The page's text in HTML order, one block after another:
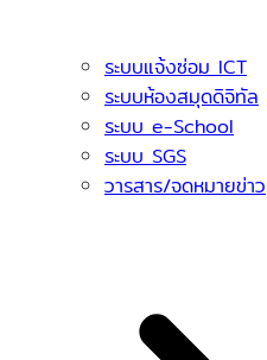
ระบบแจ้งซ่อม ICT
ระบบห้องสมุดดิจิทัล
ระบบ e-School
ระบบ SGS
วารสาร/จดหมายข่าว